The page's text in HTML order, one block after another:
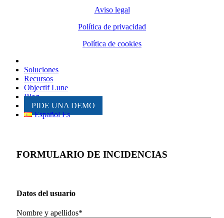
Aviso legal
Política de privacidad
Política de cookies
Soluciones
Recursos
Objectif Lune
Blog
PIDE UNA DEMO
Español Es
FORMULARIO DE INCIDENCIAS
Datos del usuario
Nombre y apellidos*